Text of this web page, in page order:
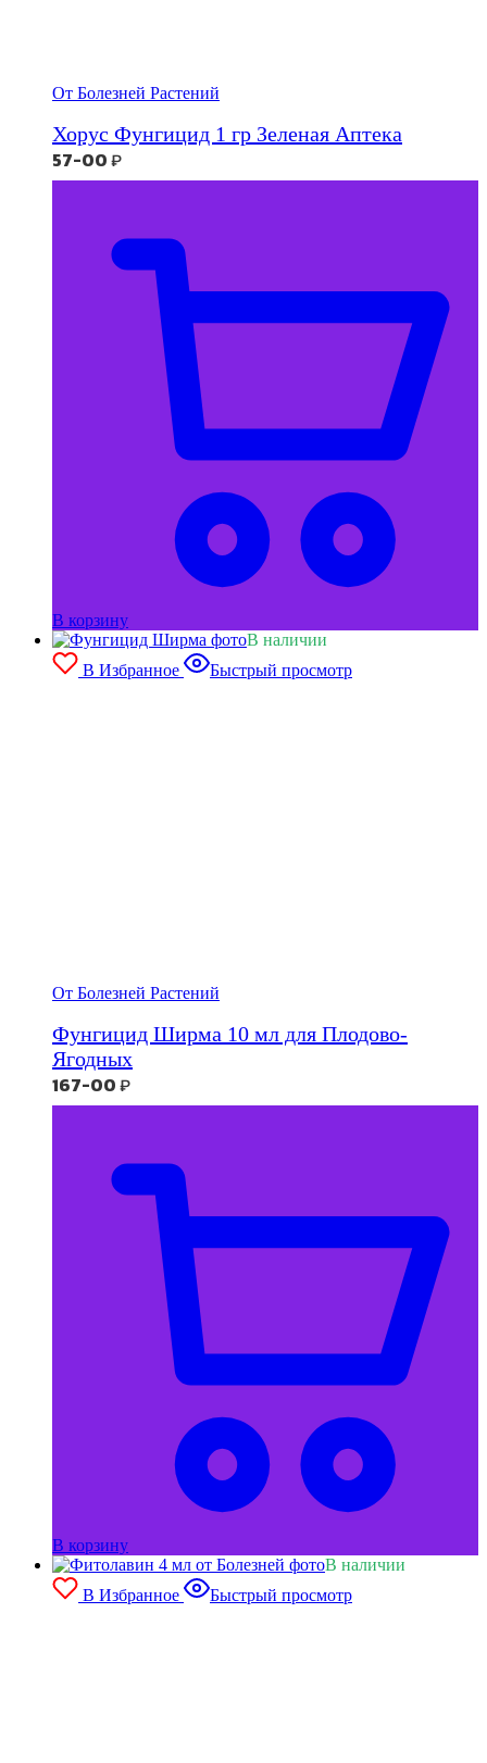
От Болезней Растений
Хорус Фунгицид 1 гр Зеленая Аптека
57-00₽
В корзину
В наличии
В Избранное
Быстрый просмотр
От Болезней Растений
Фунгицид Ширма 10 мл для Плодово-
Ягодных
167-00₽
В корзину
В наличии
В Избранное
Быстрый просмотр